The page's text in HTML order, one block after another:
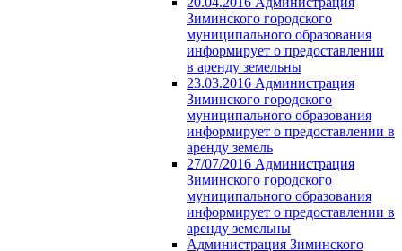
Зиминского городского
муниципального образования
информирует о предоставлении
в аренду земельны
23.03.2016 Администрация
Зиминского городского
муниципального образования
информирует о предоставлении в
аренду земель
27/07/2016 Администрация
Зиминского городского
муниципального образования
информирует о предоставлении в
аренду земельны
Администрация Зиминского